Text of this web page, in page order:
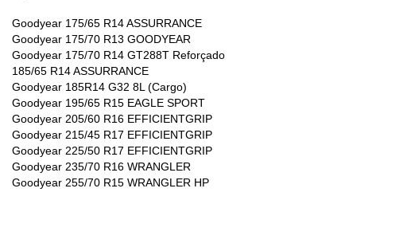
Goodyear 175/65 R14 ASSURRANCE
Goodyear 175/70 R13 GOODYEAR
Goodyear 175/70 R14 GT288T Reforçado
185/65 R14 ASSURRANCE
Goodyear 185R14 G32 8L (Cargo)
Goodyear 195/65 R15 EAGLE SPORT
Goodyear 205/60 R16 EFFICIENTGRIP
Goodyear 215/45 R17 EFFICIENTGRIP
Goodyear 225/50 R17 EFFICIENTGRIP
Goodyear 235/70 R16 WRANGLER
Goodyear 255/70 R15 WRANGLER HP